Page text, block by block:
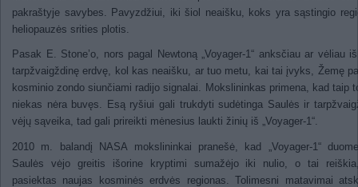
pakraštyje savybes. Pavyzdžiui, iki šiol neaišku, koks yra sąstingio
heliopauzės srities plotis.
Pasak E. Stone’o, nors pagal Newtoną „Voyager-1“ anksčiau ar vėliau
tarpžvaigždinę erdvę, kol kas neaišku, ar tuo metu, kai tai įvyks, Žemę
kosminio zondo siunčiami radijo signalai. Mokslininkas primena, kad taip
niekas nėra buvęs. Esą ryšiui gali trukdyti sudėtinga Saulės ir
vėjų sąveika, tad gali prireikti mėnesius laukti žinių iš „Voyager-1“.
2010 m. balandį NASA mokslininkai pranešė, kad „Voyager-1“
Saulės vėjo greitis išorine kryptimi sumažėjo iki nulio, o tai
pasiektas naujas kosminės erdvės regionas. Tolimesni matavimai